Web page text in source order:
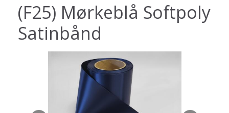
(F25) Mørkeblå Softpoly
Satinbånd